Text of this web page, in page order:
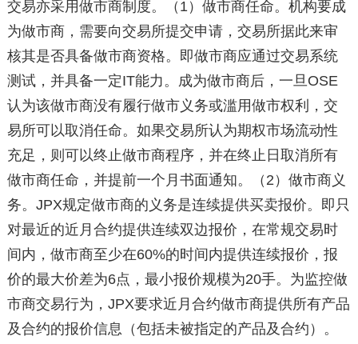
交易亦采用做市商制度。（1）做市商任命。机构要成
为做市商，需要向交易所提交申请，交易所据此来审
核其是否具备做市商资格。即做市商应通过交易系统
测试，并具备一定IT能力。成为做市商后，一旦OSE
认为该做市商没有履行做市义务或滥用做市权利，交
易所可以取消任命。如果交易所认为期权市场流动性
充足，则可以终止做市商程序，并在终止日取消所有
做市商任命，并提前一个月书面通知。（2）做市商义
务。JPX规定做市商的义务是连续提供买卖报价。即只
对最近的近月合约提供连续双边报价，在常规交易时
间内，做市商至少在60%的时间内提供连续报价，报
价的最大价差为6点，最小报价规模为20手。为监控做
市商交易行为，JPX要求近月合约做市商提供所有产品
及合约的报价信息（包括未被指定的产品及合约）。